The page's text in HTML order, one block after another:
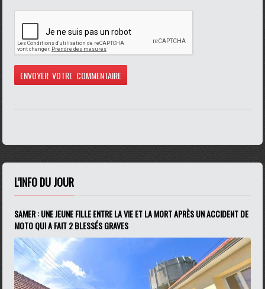
L'INFO DU JOUR
SAMER : UNE JEUNE FILLE ENTRE LA VIE ET LA MORT APRÈS UN ACCIDENT DE
MOTO QUI A FAIT 2 BLESSÉS GRAVES